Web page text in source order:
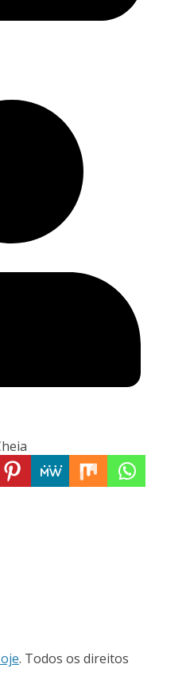
. Todos os direitos